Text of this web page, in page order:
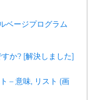
ベージプログラム
か? [解決しました]
– 意味, リスト (画